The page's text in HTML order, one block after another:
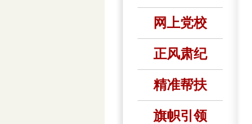
网上党校
正风肃纪
精准帮扶
旗帜引领